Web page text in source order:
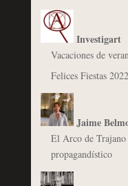
Investigart
Vacaciones de
Felices Fiestas 2022
Jaime
El Arco de
propagandístico